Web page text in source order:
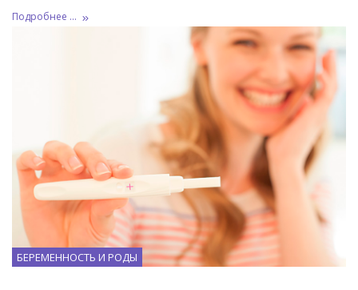
Подробнее ...
БЕРЕМЕННОСТЬ И РОДЫ